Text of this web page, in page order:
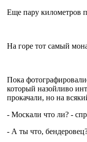
Еще пару километров
На горе тот самый
Пока
который назойливо
прокачали, но на
- Москали что ли? -
- А ты что,